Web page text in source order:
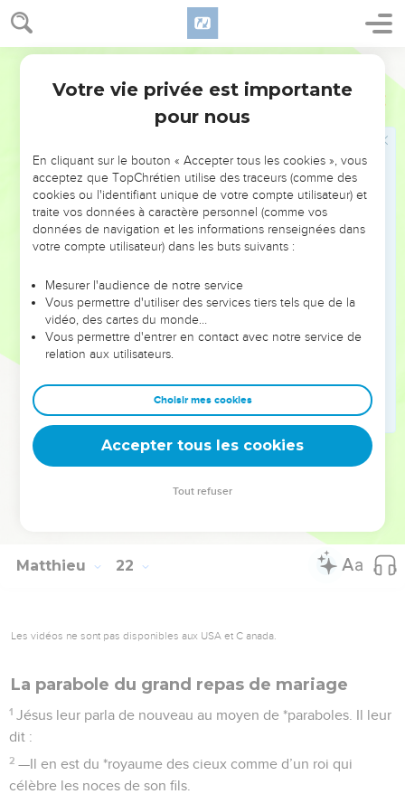
Matthieu 21
t-il envers ces vignerons ?
41 Ils lui répondirent : —Il fera exécuter sans pitié ces
vignerons qui lui donneront sa part de récolte en temps
Ecritures : La pierre rejetée par les constructeurs est
devenue la pierre principale, à l’angle de l’édifice. C’est le
Seigneur qui l’a voulu ainsi et c’est un prodige à nos yeux.
Voilà pourquoi je vous déclare que le *royaume de Dieu
vous sera enlevé et sera donné à un peuple qui en produira
les fruits.
[Mais : Celui qui tombera sur cette pierre-là, se brisera la
nuque, et si elle tombe sur quelqu’un, elle l’écrasera. ]
Après avoir entendu ces paraboles, les chefs des *prêtres
Ils cherchaient un moyen de l’arrêter, mais ils avaient peur
des réactions de la foule, car tous considéraient Jésus
comme un *prophète.
La Bible Du Semeur Copyright © 1992, 1999 by Biblica, Inc.® Used by permission.
Matthieu 22
Les vidéos ne sont pas disponibles aux USA et C anada.
La parabole du grand repas de mariage
1 Jésus leur parla de nouveau au moyen de *paraboles. Il leur
dit :
2 —Il en est du *royaume des cieux comme d’un roi qui
célèbre les noces de son fils.
Votre vie privée est importante
pour nous
En cliquant sur le bouton « Accepter tous les cookies », vous
acceptez que TopChrétien utilise des traceurs (comme des
cookies ou l'identifiant unique de votre compte utilisateur) et
traite vos données à caractère personnel (comme vos
données de navigation et les informations renseignées dans
votre compte utilisateur) dans les buts suivants :
Mesurer l'audience de notre service
Vous permettre d'utiliser des services tiers tels que de la
vidéo, des cartes du monde…
Vous permettre d'entrer en contact avec notre service de
relation aux utilisateurs.
Choisir mes cookies
Accepter tous les cookies
Tout refuser